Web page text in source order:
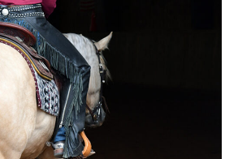
Où acheter
FRANÇAIS